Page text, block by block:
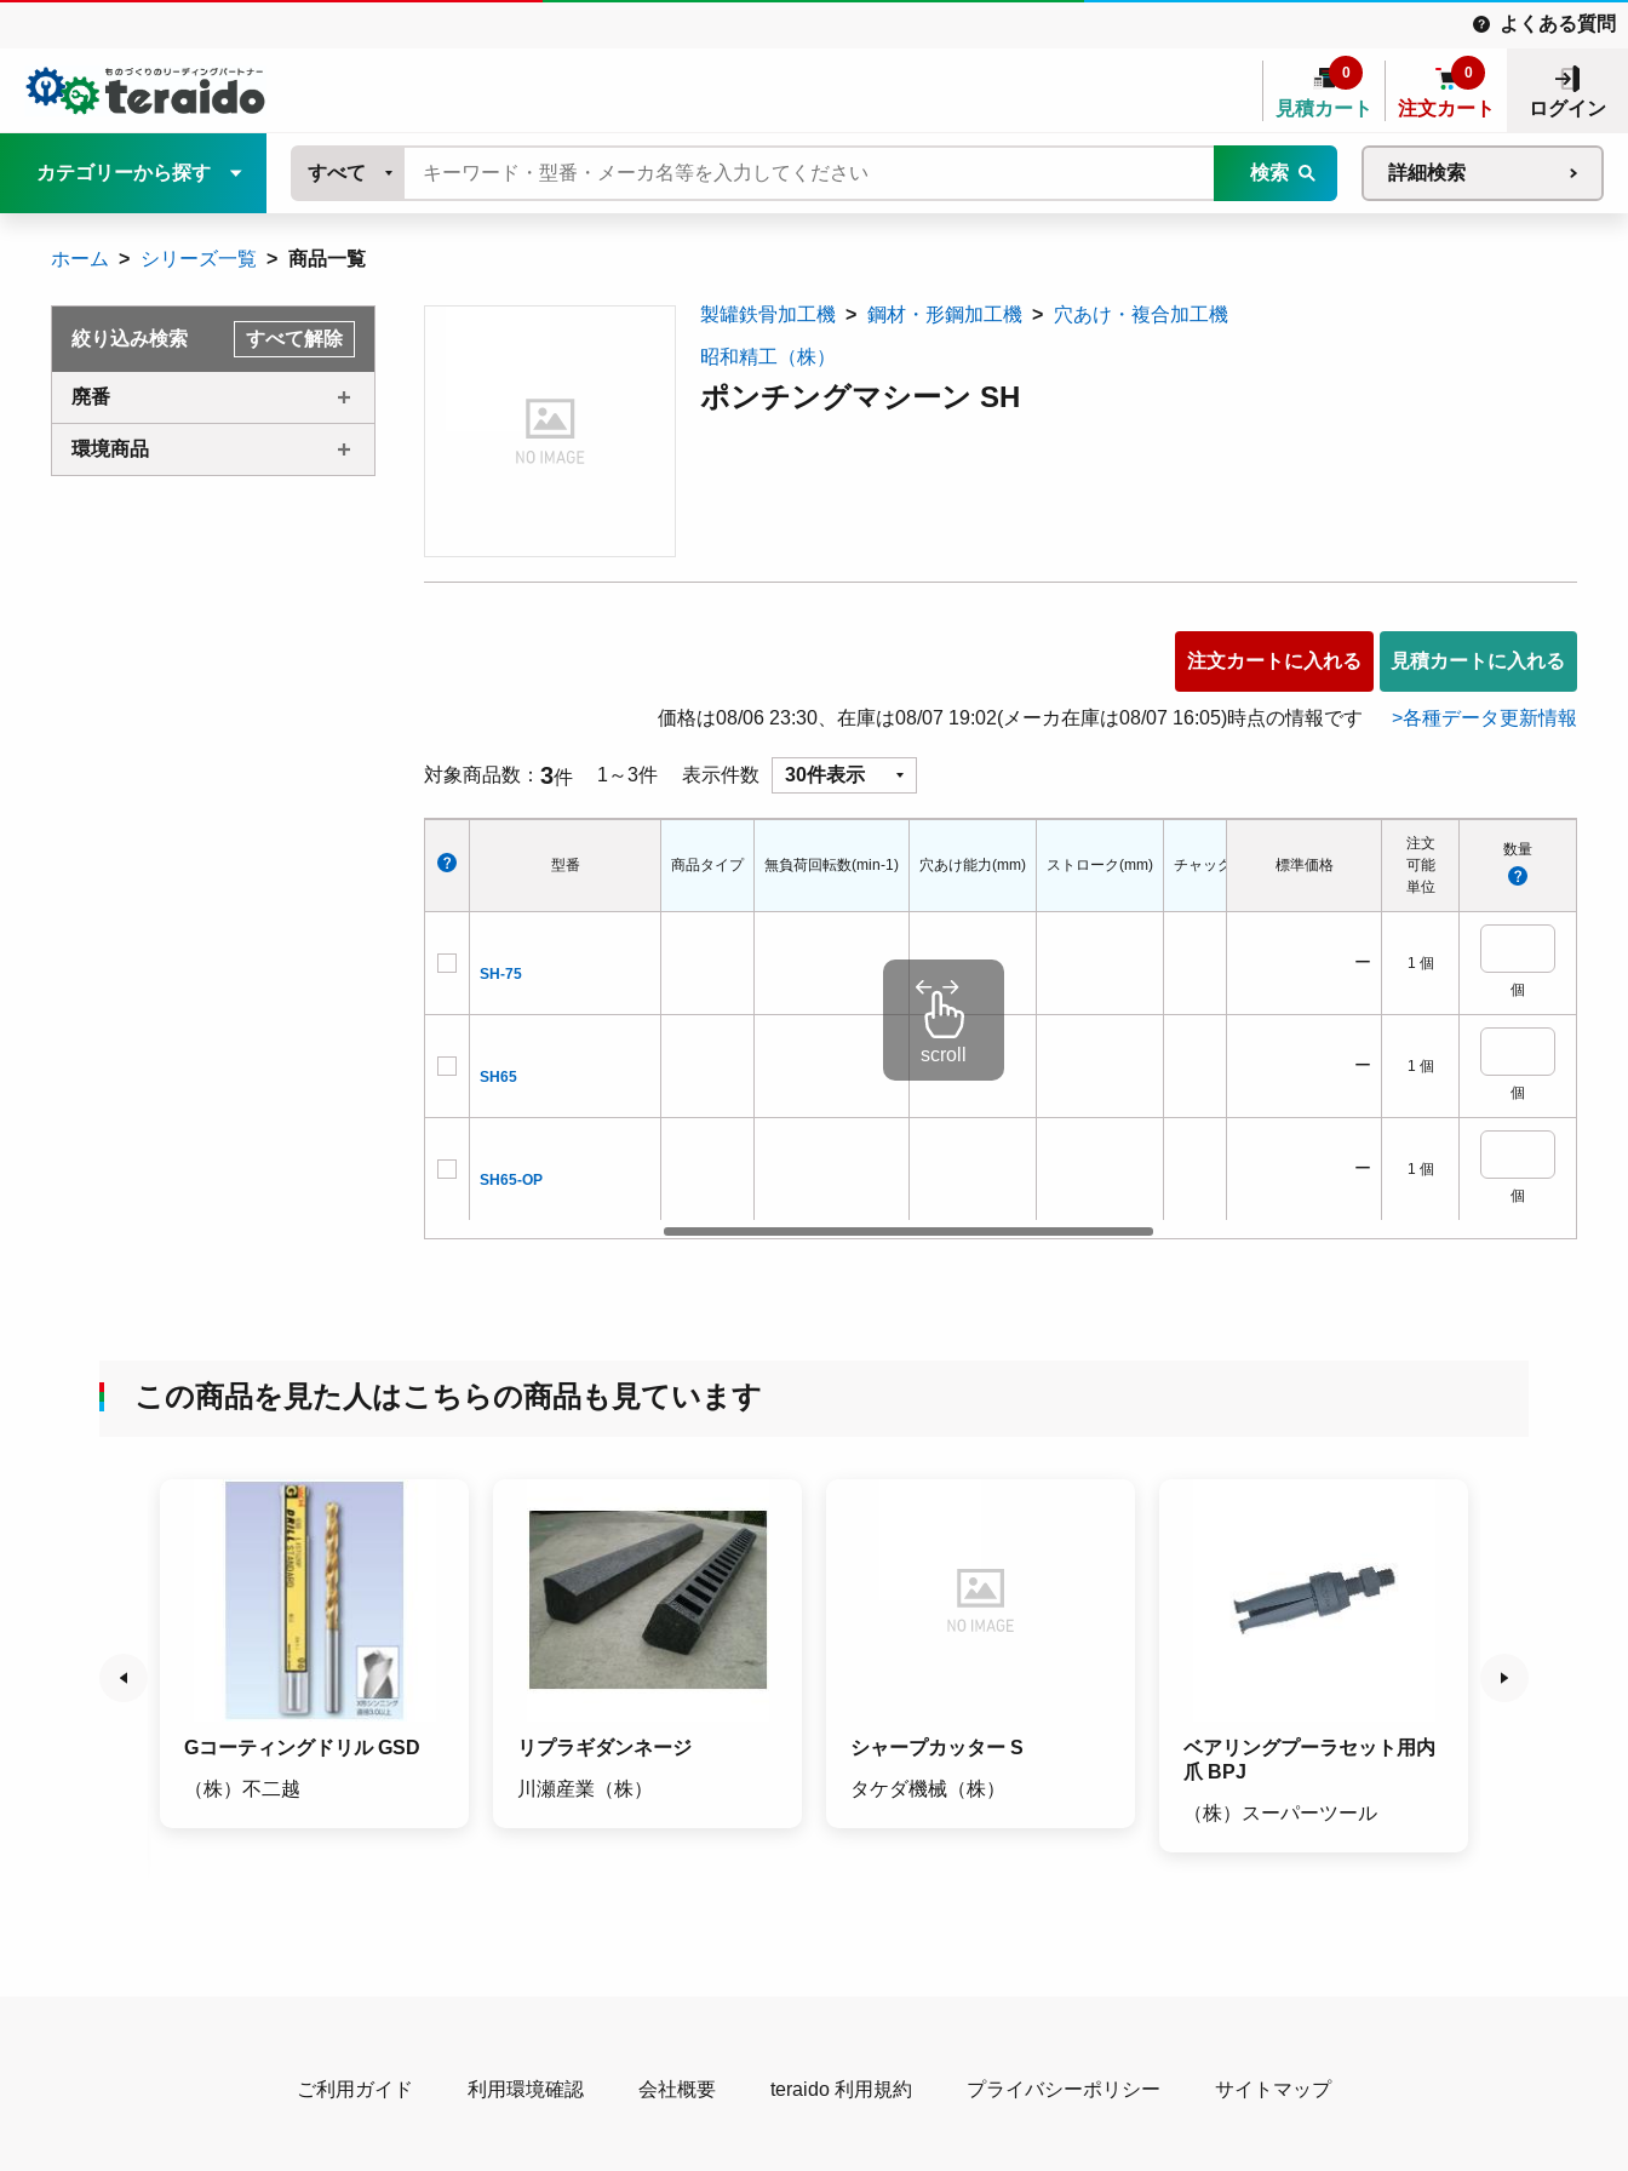
よくある質問
見積カート
0
注文カート
0
ログイン
カテゴリーから探す すべて 検索 詳細検索
ホーム シリーズ一覧 商品一覧
絞り込み検索 すべて解除
廃番
環境商品
製罐鉄骨加工機 鋼材・形鋼加工機 穴あけ・複合加工機
昭和精工（株）
ポンチングマシーン SH
注文カートに入れる 見積カートに入れる
価格は08/06 23:30、在庫は08/07 19:02(メーカ在庫は08/07 16:05)時点の情報です 各種データ更新情報
対象商品数 3件 1～3件 表示件数 30件表示
型番
SH-75
SH65
SH65-OP
商品タイプ 無負荷回転数(min-1) 穴あけ能力(mm) ストローク(mm) チャック能力(mm)標準価格
注文
可能
単位
数量
ー 1 個
個
ー 1 個
個
ー 1 個
個
この商品を見た人はこちらの商品も見ています
Gコーティングドリル GSD
（株）不二越
リプラギダンネージ
川瀬産業（株）
シャープカッター S
タケダ機械（株）
ベアリングプーラセット用内
爪 BPJ
（株）スーパーツール
ご利用ガイド 利用環境確認 会社概要 teraido 利用規約 プライバシーポリシー サイトマップ